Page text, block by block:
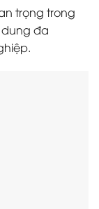
trọng trong
đa